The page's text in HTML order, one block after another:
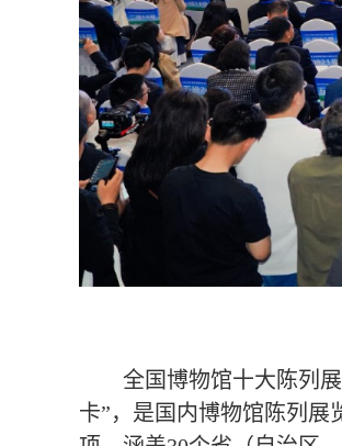
全国博物馆十大陈列
卡”，是国内博物馆陈列